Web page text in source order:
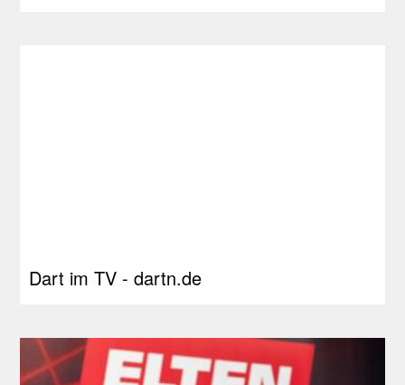
Dart im TV - dartn.de